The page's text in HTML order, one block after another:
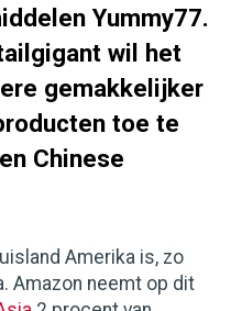
Yummy77.
wil het
gemakkelijker
toe te
Chinese
Amerika is, zo
Amazon neemt op dit